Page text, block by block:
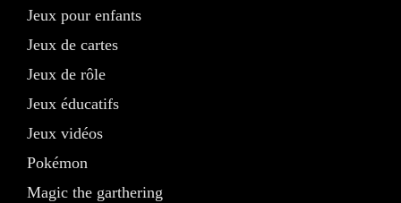
Jeux pour enfants
Jeux de cartes
Jeux de rôle
Jeux éducatifs
Jeux vidéos
Pokémon
Magic the garthering